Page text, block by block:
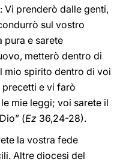
Vi prenderò dalle genti,
sul vostro
pura e sarete
metterò dentro di
mio spirito dentro di voi
e vi farò
mie leggi; voi sarete il
(Ez 36,24-28).
la vostra fede
Altre diocesi del